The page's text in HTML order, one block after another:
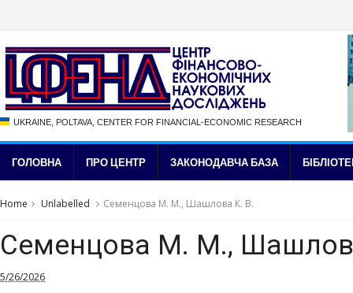
UKRAINE, POLTAVA, CENTER FOR FINANCIAL-ECONOMIC RESEARCH
ГОЛОВНА ПРО ЦЕНТР ЗАКОНОДАВЧА БАЗА
Home Unlabelled Семенцова М. М., Шашлова К. В.
Семенцова М. М.,
5/26/2026